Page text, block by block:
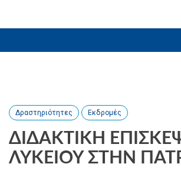
Δραστηριότητες Εκδρομές
ΔΙΔΑΚΤΙΚΗ
ΛΥΚΕΙΟΥ ΣΤΗΝ